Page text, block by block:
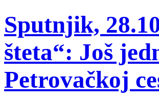
Sputnjik,
šteta“: Još
Petrovačkoj